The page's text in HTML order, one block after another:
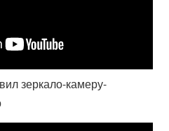
зеркало-камеру-